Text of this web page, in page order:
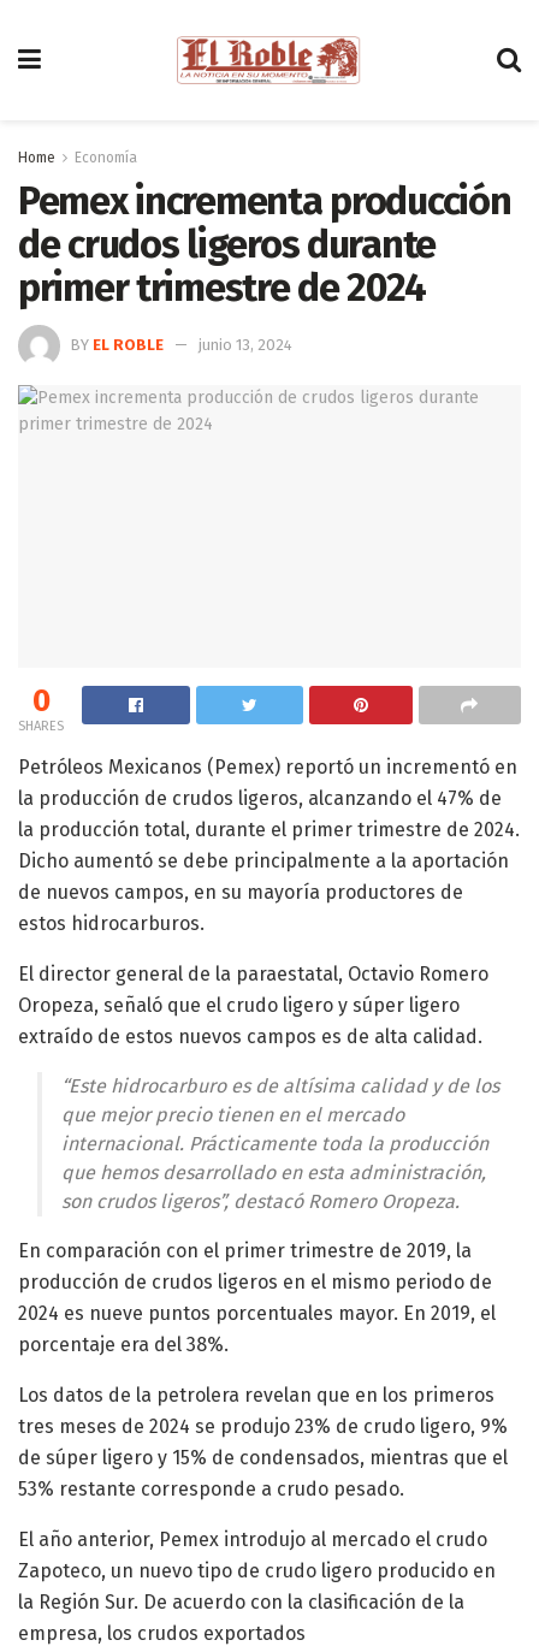
Home Economía
Pemex incrementa producción
de crudos ligeros durante
primer trimestre de 2024
BY EL ROBLE junio 13, 2024
0
SHARES
Petróleos Mexicanos (Pemex) reportó un incrementó en
la producción de crudos ligeros, alcanzando el 47% de
la producción total, durante el primer trimestre de 2024.
Dicho aumentó se debe principalmente a la aportación
de nuevos campos, en su mayoría productores de
estos hidrocarburos.
El director general de la paraestatal, Octavio Romero
Oropeza, señaló que el crudo ligero y súper ligero
extraído de estos nuevos campos es de alta calidad.
“Este hidrocarburo es de altísima calidad y de los
que mejor precio tienen en el mercado
internacional. Prácticamente toda la producción
que hemos desarrollado en esta administración,
son crudos ligeros”, destacó Romero Oropeza.
En comparación con el primer trimestre de 2019, la
producción de crudos ligeros en el mismo periodo de
2024 es nueve puntos porcentuales mayor. En 2019, el
porcentaje era del 38%.
Los datos de la petrolera revelan que en los primeros
tres meses de 2024 se produjo 23% de crudo ligero, 9%
de súper ligero y 15% de condensados, mientras que el
53% restante corresponde a crudo pesado.
El año anterior, Pemex introdujo al mercado el crudo
Zapoteco, un nuevo tipo de crudo ligero producido en
la Región Sur. De acuerdo con la clasificación de la
empresa, los crudos exportados